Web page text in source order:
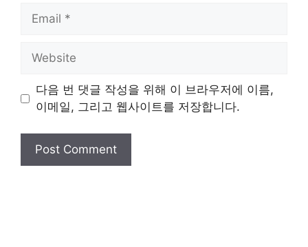
Email
Website
다음 번 댓글 작성을 위해 이 브라우저에 이름,
이메일, 그리고 웹사이트를 저장합니다.